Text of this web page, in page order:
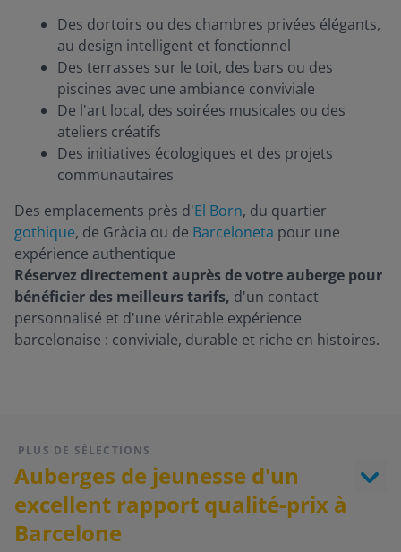
Des dortoirs ou des chambres privées élégants,
au design intelligent et fonctionnel
Des terrasses sur le toit, des bars ou des
piscines avec une ambiance conviviale
De l'art local, des soirées musicales ou des
ateliers créatifs
Des initiatives écologiques et des projets
communautaires
Des emplacements près d'El Born, du quartier
gothique, de Gràcia ou de Barceloneta pour une
expérience authentique
Réservez directement auprès de votre auberge pour
bénéficier des meilleurs tarifs, d'un contact
personnalisé et d'une véritable expérience
barcelonaise : conviviale, durable et riche en histoires.
PLUS DE SÉLECTIONS
Auberges de jeunesse d'un
excellent rapport qualité-prix à
Barcelone